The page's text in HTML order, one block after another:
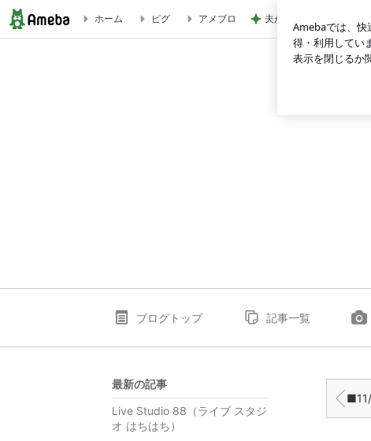
【サイゾーウーマン】ドキュメンタリー教育映画『記憶』公開
ホーム ピグ アメブロ 夫が甘い4歳次女の頭の
ブログトップ 記事一覧
■11/26（火
最新の記事
Live Studio 88（ライブ スタジ
オ はちはち）